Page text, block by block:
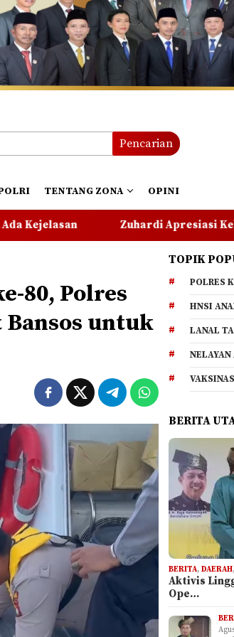
Pencarian
TENTANG ZONA OPINI
Apresiasi Kehadiran Pekerja PT CSA di
80, Polres
Bansos untuk
TOPIK
POLRES
HNSI
LANAL
BERITA
BERITA,DAERAH
Aktivis
Ope…